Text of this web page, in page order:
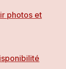
photos et